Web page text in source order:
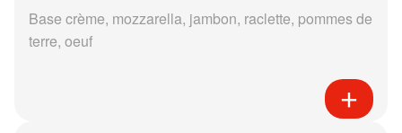
Base crème, mozzarella, jambon, raclette, pommes de
terre, oeuf